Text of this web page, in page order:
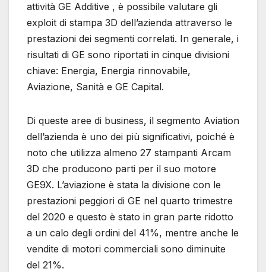
attività GE Additive , è possibile valutare gli
exploit di stampa 3D dell’azienda attraverso le
prestazioni dei segmenti correlati. In generale, i
risultati di GE sono riportati in cinque divisioni
chiave: Energia, Energia rinnovabile,
Aviazione, Sanità e GE Capital.
Di queste aree di business, il segmento Aviation
dell’azienda è uno dei più significativi, poiché è
noto che utilizza almeno 27 stampanti Arcam
3D che producono parti per il suo motore
GE9X. L’aviazione è stata la divisione con le
prestazioni peggiori di GE nel quarto trimestre
del 2020 e questo è stato in gran parte ridotto
a un calo degli ordini del 41%, mentre anche le
vendite di motori commerciali sono diminuite
del 21%.